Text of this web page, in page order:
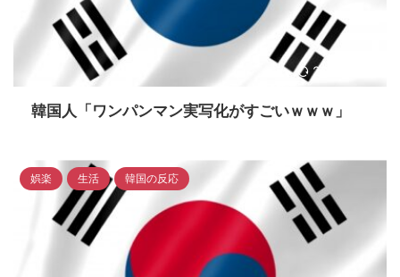
2023/4/15
韓国人「ワンパンマン実写化がすごいｗｗｗ」
娯楽 生活 韓国の反応